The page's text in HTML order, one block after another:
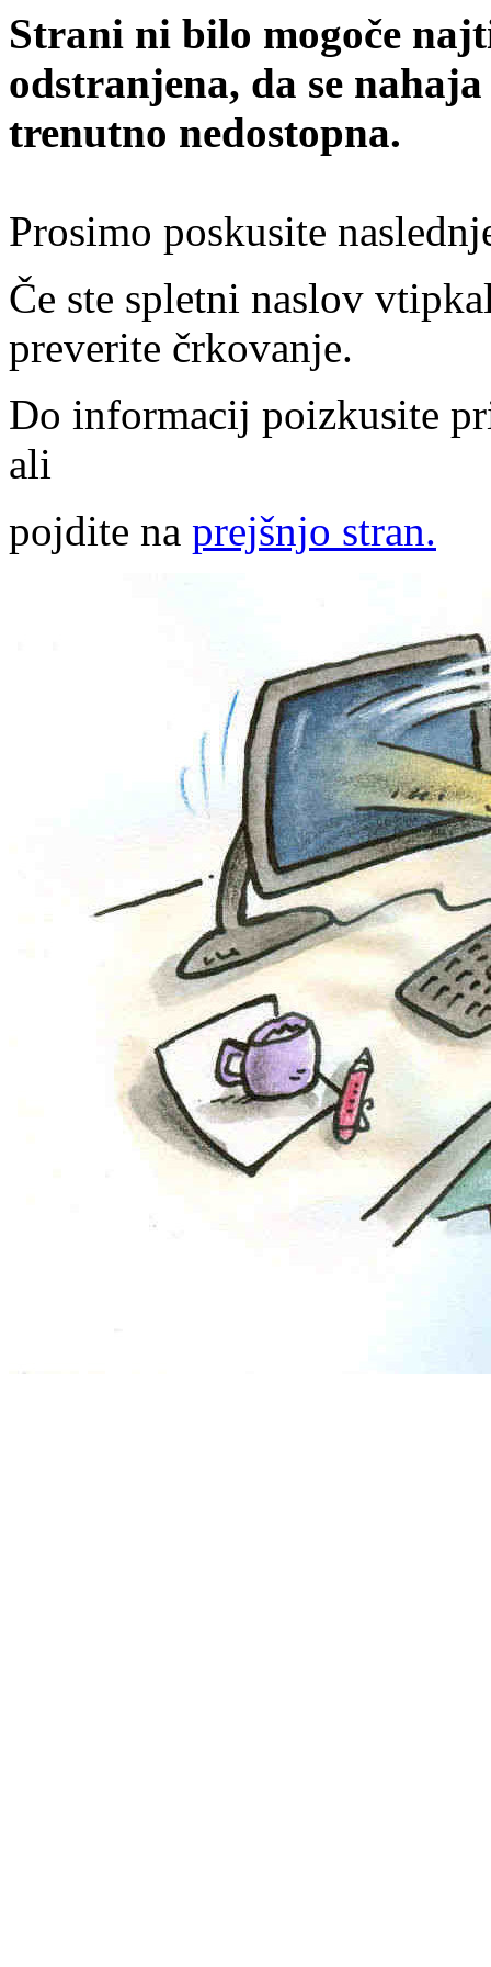
Strani ni bilo mogoče
odstranjena, da se
trenutno nedostopna.
Prosimo poskusite
Če ste spletni naslov
preverite črkovanje.
Do informacij poizkusite
ali
pojdite na prejšnjo stran.